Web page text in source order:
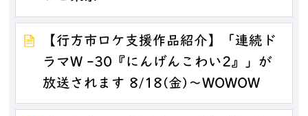
【行方市ロケ支援作品紹介】「連続ド
ラマW -30『にんげんこわい2』」が
放送されます 8/18(金)～WOWOW